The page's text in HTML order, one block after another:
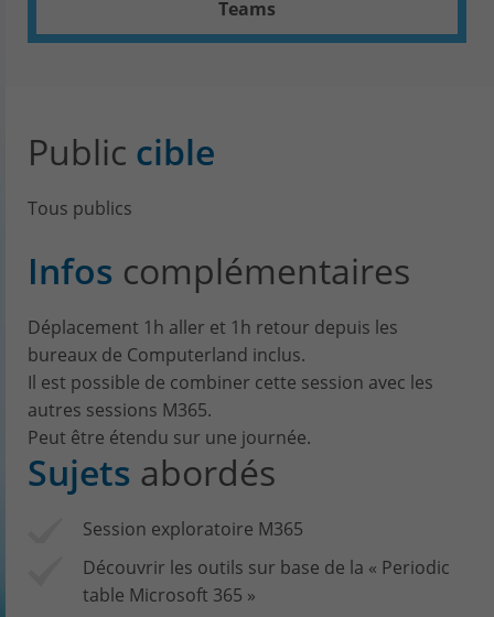
Teams
Public cible
Tous publics
Infos complémentaires
Déplacement 1h aller et 1h retour depuis les
bureaux de Computerland inclus.
Il est possible de combiner cette session avec les
autres sessions M365.
Peut être étendu sur une journée.
Sujets abordés
Session exploratoire M365
Découvrir les outils sur base de la « Periodic
table Microsoft 365 »